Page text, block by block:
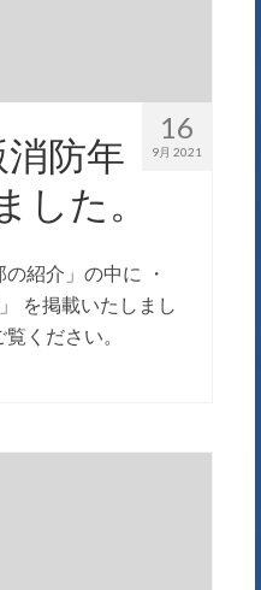
16
9月 2021
防年
した。
紹介」の中に ・
を掲載いたしまし
ください。